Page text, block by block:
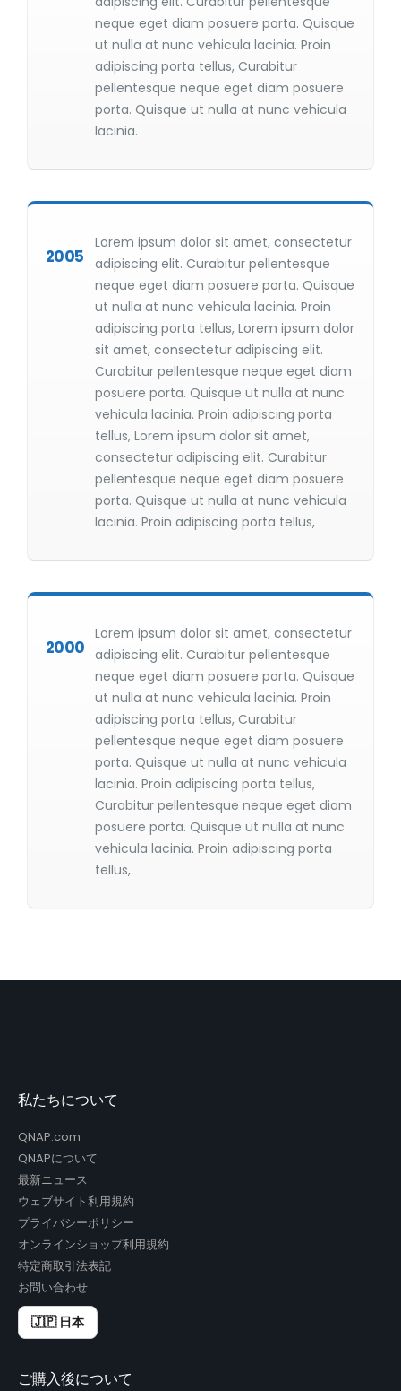
neque eget diam posuere porta. Quisque
ut nulla at nunc vehicula lacinia. Proin
adipiscing porta tellus, Curabitur
pellentesque neque eget diam posuere
porta. Quisque ut nulla at nunc vehicula
lacinia.
2005
Lorem ipsum dolor sit amet, consectetur
adipiscing elit. Curabitur pellentesque
neque eget diam posuere porta. Quisque
ut nulla at nunc vehicula lacinia. Proin
adipiscing porta tellus, Lorem ipsum dolor
sit amet, consectetur adipiscing elit.
Curabitur pellentesque neque eget diam
posuere porta. Quisque ut nulla at nunc
vehicula lacinia. Proin adipiscing porta
tellus, Lorem ipsum dolor sit amet,
consectetur adipiscing elit. Curabitur
pellentesque neque eget diam posuere
porta. Quisque ut nulla at nunc vehicula
lacinia. Proin adipiscing porta tellus,
2000
Lorem ipsum dolor sit amet, consectetur
adipiscing elit. Curabitur pellentesque
neque eget diam posuere porta. Quisque
ut nulla at nunc vehicula lacinia. Proin
adipiscing porta tellus, Curabitur
pellentesque neque eget diam posuere
porta. Quisque ut nulla at nunc vehicula
lacinia. Proin adipiscing porta tellus,
Curabitur pellentesque neque eget diam
posuere porta. Quisque ut nulla at nunc
vehicula lacinia. Proin adipiscing porta
tellus,
私たちについて
QNAP.com
QNAPについて
最新ニュース
ウェブサイト利用規約
プライバシーポリシー
オンラインショップ利用規約
特定商取引法表記
お問い合わせ
🇯🇵 日本
ご購入後について